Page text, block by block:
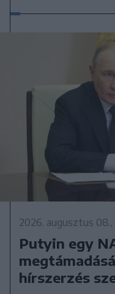
2026. augusztus
Putyin egy
hírszerzés